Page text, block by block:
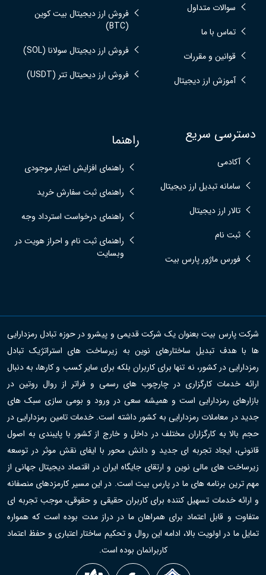
سوالات متداول
تماس با ما
قوانین و مقررات
آموزش ارز دیجیتال
فروش ارز دیجیتال بیت کوین
(BTC)
فروش ارز دیجیتال سولانا (SOL)
فروش ارز دیحیتال تتر (USDT)
دسترسی سریع
آکادمی
سامانه تبدیل ارز دیجیتال
تالار ارز دیجیتال
ثبت نام
فورس ماژور پارس بیت
راهنما
راهنمای افزایش اعتبار موجودی
راهنمای ثبت سفارش خرید
راهنمای درخواست استرداد وجه
راهنمای ثبت نام و احراز هویت در
وبسایت
شرکت پارس بیت بعنوان یک شرکت قدیمی و پیشرو در حوزه تبادل رمزدارایی
ها با هدف تبدیل ساختارهای نوین به زیرساخت های استراتژیک تبادل
رمزدارایی در کشور، نه تنها برای کاربران بلکه برای سایر کسب و کارها، به دنبال
ارائه خدمات کارگزاری در چارچوب های رسمی و فراتر از روال روتین در
بازارهای رمزدارایی است و همیشه سعی در ورود و بومی سازی سبک های
جدید در معاملات رمزدارایی به کشور داشته است. خدمات تامین رمزدارایی در
حجم بالا به کارگزاران مختلف در داخل و خارج از کشور با پایبندی به اصول
قانونی، ایجاد تجربه ای جدید و دانش محور با ایفای نقش موثر در توسعه
زیرساخت های مالی نوین و ارتقای جایگاه ایران در اقتصاد دیجیتال جهانی از
مهم ترین برنامه های ما در پارس بیت است. در این مسیر کارمزدهای منصفانه
و ارائه خدمات تسهیل کننده برای کاربران حقیقی و حقوقی، موجب تجربه ای
متفاوت و قابل اعتماد برای همراهان ما در دراز مدت بوده است که همواره
تمایل ما در اولویت بالا، ادامه این روال و تحکیم ساختار اعتباری و حفظ اعتماد
کاربرانمان بوده است.